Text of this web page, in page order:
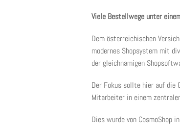
Viele Bestellwege unter
Dem österreichischen
modernes Shopsystem mit
der gleichnamigen
Der Fokus sollte hier auf die
Mitarbeiter in einem
Dies wurde von CosmoShop